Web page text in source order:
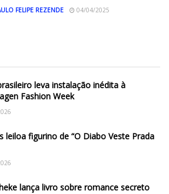
FELIPE REZENDE 04/04/2025
leva instalação inédita à
Fashion Week
leiloa figurino de “O Diabo Veste Prada
lança livro sobre romance secreto